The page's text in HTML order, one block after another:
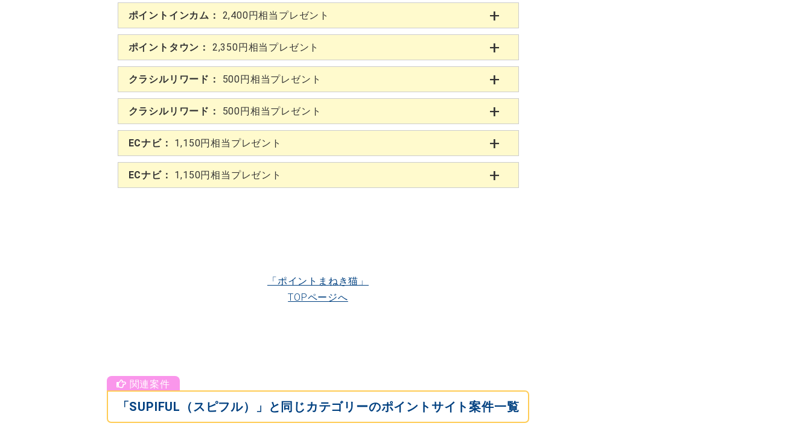
ポイントインカム： 2,400円相当プレゼント
ポイントタウン： 2,350円相当プレゼント
クラシルリワード： 500円相当プレゼント
クラシルリワード： 500円相当プレゼント
ECナビ： 1,150円相当プレゼント
ECナビ： 1,150円相当プレゼント
「ポイントまねき猫」
TOPページへ
「SUPIFUL（スピフル）」と同じカテゴリーのポイントサイト案件一覧